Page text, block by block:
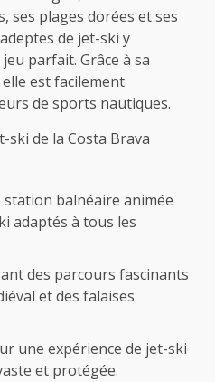
ses plages dorées et ses
de jet-ski y
parfait. Grâce à sa
est facilement
de sports nautiques.
ski de la Costa Brava
balnéaire animée
adaptés à tous les
des parcours fascinants
et des falaises
une expérience de jet-ski
et protégée.